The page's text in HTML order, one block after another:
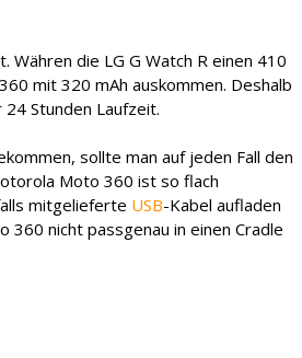
die LG G Watch R einen 410
mit 320 mAh auskommen. Deshalb
Stunden Laufzeit.
sollte man auf jeden Fall den
Moto 360 ist so flach
mitgelieferte USB-Kabel aufladen
nicht passgenau in einen Cradle